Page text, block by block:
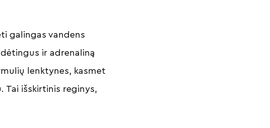
galingas vandens
ir adrenaliną
lenktynes, kasmet
Tai išskirtinis reginys,